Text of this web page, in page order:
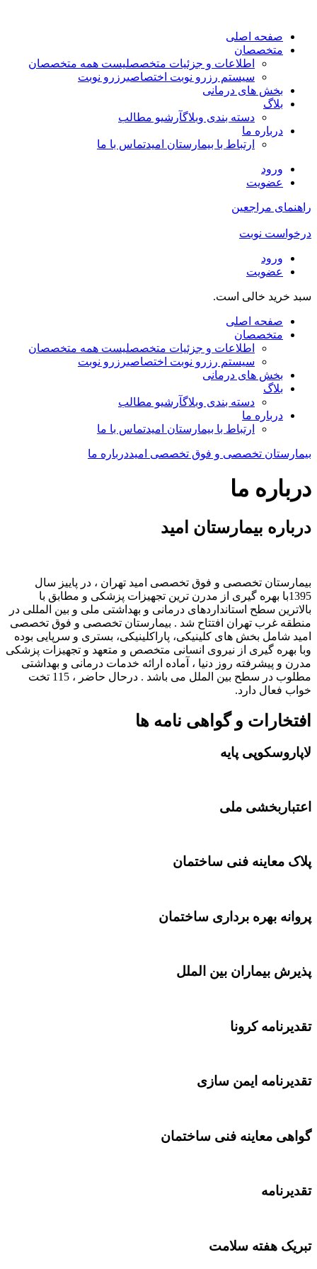
صفحه اصلی
متخصصان
اطلاعات و جزئیات متخصصلیست همه متخصصان
سیستم رزرو نوبت اختصاصیرزرو نوبت
بخش های درمانی
بلاگ
دسته بندی وبلاگآرشیو مطالب
درباره ما
ارتباط با بیمارستان امیدتماس با ما
ورود
عضویت
راهنمای مراجعین
درخواست نوبت
ورود
عضویت
سبد خرید خالی است.
صفحه اصلی
متخصصان
اطلاعات و جزئیات متخصصلیست همه متخصصان
سیستم رزرو نوبت اختصاصیرزرو نوبت
بخش های درمانی
بلاگ
دسته بندی وبلاگآرشیو مطالب
درباره ما
ارتباط با بیمارستان امیدتماس با ما
بیمارستان تخصصی و فوق تخصصی امیددرباره ما
درباره ما
درباره بیمارستان امید
بیمارستان تخصصی و فوق تخصصی امید تهران ، در پاییز سال
1395با بهره گیری از مدرن ترین تجهیزات پزشکی و مطابق با
بالاترین سطح استانداردهای درمانی و بهداشتی ملی و بین المللی در
منطقه غرب تهران افتتاح شد . بیمارستان تخصصی و فوق تخصصی
امید شامل بخش های کلینیکی، پاراکلینیکی، بستری و سرپایی بوده
وبا بهره گیری از نیروی انسانی متخصص و متعهد و تجهیزات پزشکی
مدرن و پیشرفته روز دنیا ، آماده ارائه خدمات درمانی و بهداشتی
مطلوب در سطح بین الملل می باشد . درحال حاضر ، 115 تخت
خواب فعال دارد.
افتخارات و گواهی نامه ها
لاپاروسکوپی پایه
اعتباربخشی ملی
پلاک معاینه فنی ساختمان
پروانه بهره برداری ساختمان
پذیرش بیماران بین الملل
تقدیرنامه کرونا
تقدیرنامه ایمن سازی
گواهی معاینه فنی ساختمان
تقدیرنامه
تبریک هفته سلامت